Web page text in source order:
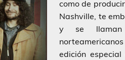
como de
Nashville, te
y se llaman
edición